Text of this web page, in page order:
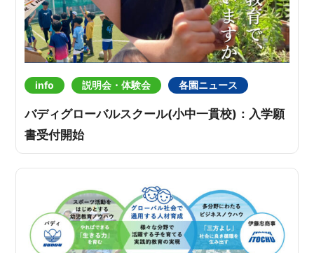
info 説明会・体験会 各園ニュース
バディグローバルスクール(小中一貫校)：入学願
書受付開始